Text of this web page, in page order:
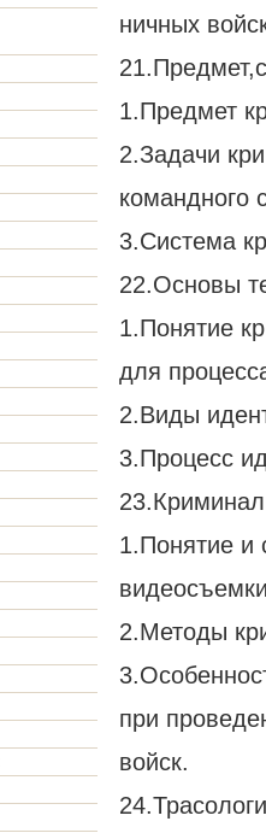
ничных
1.Предмет
2.Задачи
командного
3.Система
22.Основы
1.Понятие
для
2.Виды
3.Процесс
1.Понятие и
2.Методы
при
войск.